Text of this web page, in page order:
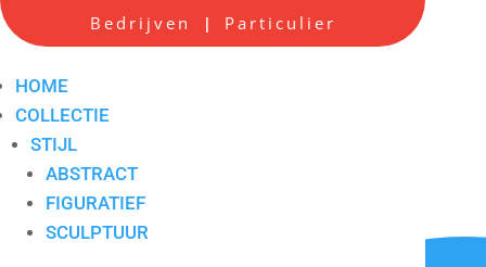
Bedrijven | Particulier
HOME
COLLECTIE
STIJL
ABSTRACT
FIGURATIEF
SCULPTUUR
Schilderij Verbinden
Artikelnummer: